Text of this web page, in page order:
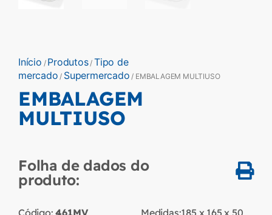
Início / Produtos/ Tipo de
mercado / Supermercado / EMBALAGEM MULTIUSO
EMBALAGEM
MULTIUSO
Folha de dados do
produto: